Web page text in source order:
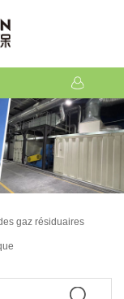
gaz résiduaires